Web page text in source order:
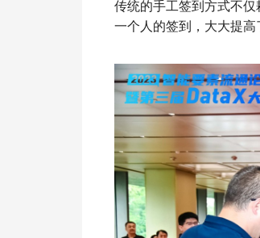
传统的手工签到方式不
一个人的签到，大大提